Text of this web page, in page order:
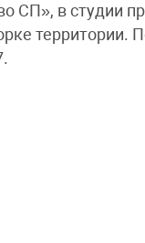
СП», в студии
территории.